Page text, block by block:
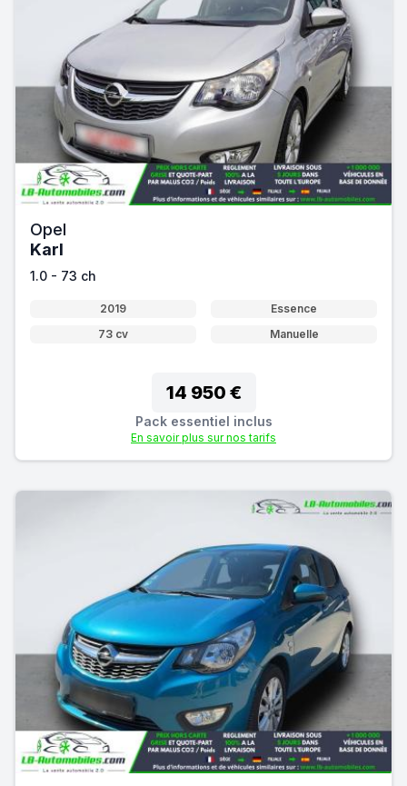
Opel
Karl
1.0 - 73 ch
2019
Essence
73 cv
Manuelle
14 950 €
Pack essentiel inclus
En savoir plus sur nos tarifs